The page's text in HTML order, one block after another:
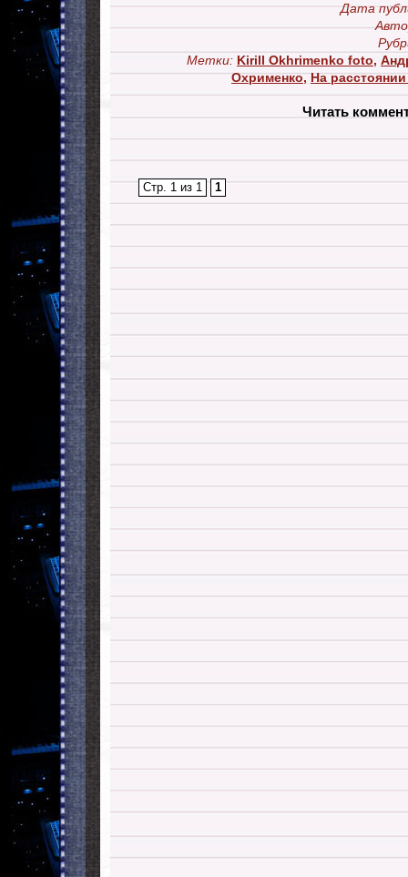
Дата
Метки: Kirill Okhrimenko foto,
Охрименко,На
Читать
Стр. 1 из 1 1